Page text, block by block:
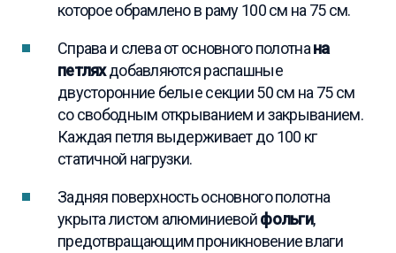
которое обрамлено в раму 100 см на 75 см.
Справа и слева от основного полотнана
петляхдобавляются распашные
двусторонние белые секции 50 см на 75 см
со свободным открыванием и закрыванием.
Каждая петля выдерживает до 100 кг
статичной нагрузки.
Задняя поверхность основного полотна
укрыта листом алюминиевойфольги,
предотвращающим проникновение влаги